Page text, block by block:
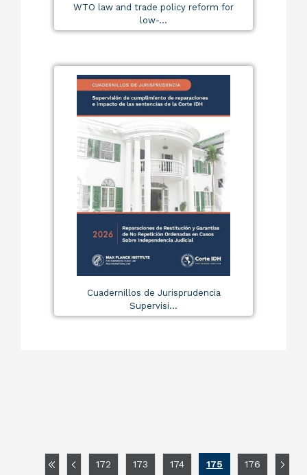
WTO law and trade policy reform for
low-...
Cuadernillos de Jurisprudencia
Supervisi...
172 173 174 175 176